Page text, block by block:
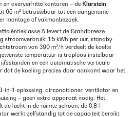
en oververhitte kantoren – de Klarstein
65 m² betrouwbaar tot een aangename
montage of vakmanbezoek.
A levert de Grandbreeze
stroomverbruik: 1,5 kWh per uur, standby-
van 390 m³/h verdeelt de koelte
temperatuur is traploos instelbaar
en een automatische verticale
dat de koeling precies daar aankomt waar het
in-1-oplossing: airconditioner, ventilator en
– geen extra apparaat nodig. Het
lucht in de ruimte schoon, de 0,8 l
werkt zelfstandig tot de capaciteit bereikt